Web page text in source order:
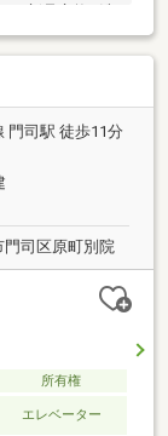
具交換 ク
イ
交換 クロ
■玄関、 シ
新品交換■
ッション
又は
ご案内可能。
門司駅 徒歩11分
司区原町別院
所有権
エレベーター